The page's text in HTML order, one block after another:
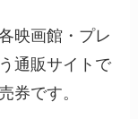
映画館・プレ
通販サイトで
券です。